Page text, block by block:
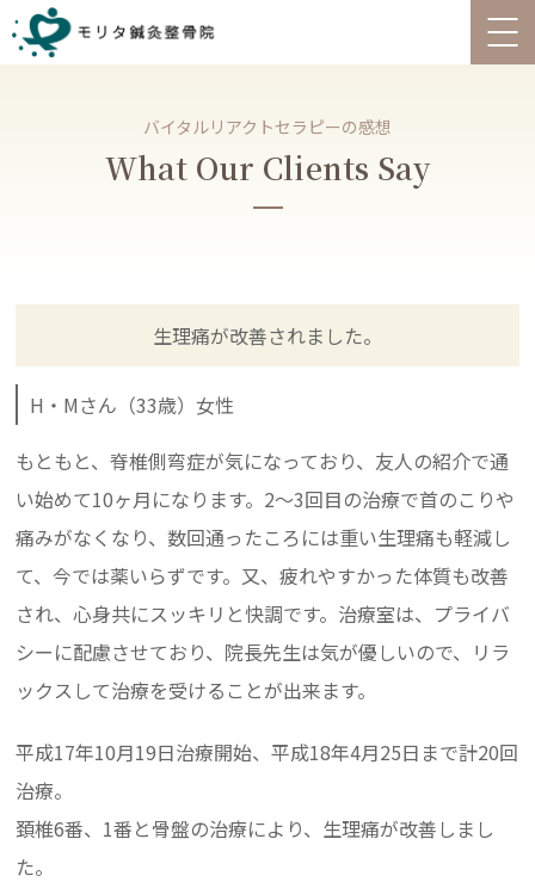
バイタルリアクトセラピーの感想
What Our Clients Say
生理痛が改善されました。
H・Mさん（33歳）女性
もともと、脊椎側弯症が気になっており、友人の紹介で通
い始めて10ヶ月になります。2～3回目の治療で首のこりや
痛みがなくなり、数回通ったころには重い生理痛も軽減し
て、今では薬いらずです。又、疲れやすかった体質も改善
され、心身共にスッキリと快調です。治療室は、プライバ
シーに配慮させており、院長先生は気が優しいので、リラ
ックスして治療を受けることが出来ます。
平成17年10月19日治療開始、平成18年4月25日まで計20回
治療。
頚椎6番、1番と骨盤の治療により、生理痛が改善しまし
た。